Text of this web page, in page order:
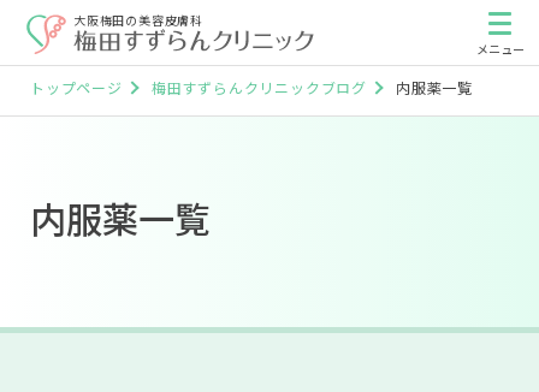
大阪梅田の美容皮膚科
トップページ 梅田すずらんクリニックブログ 内服薬一覧
内服薬一覧